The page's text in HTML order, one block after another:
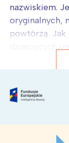
nazwiskiem.
oryginalnych,
powtórzą. Jak